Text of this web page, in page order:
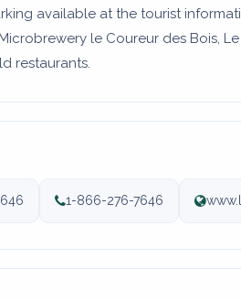
available at the tourist
le Coureur des Bois,
restaurants.
1-866-276-7646